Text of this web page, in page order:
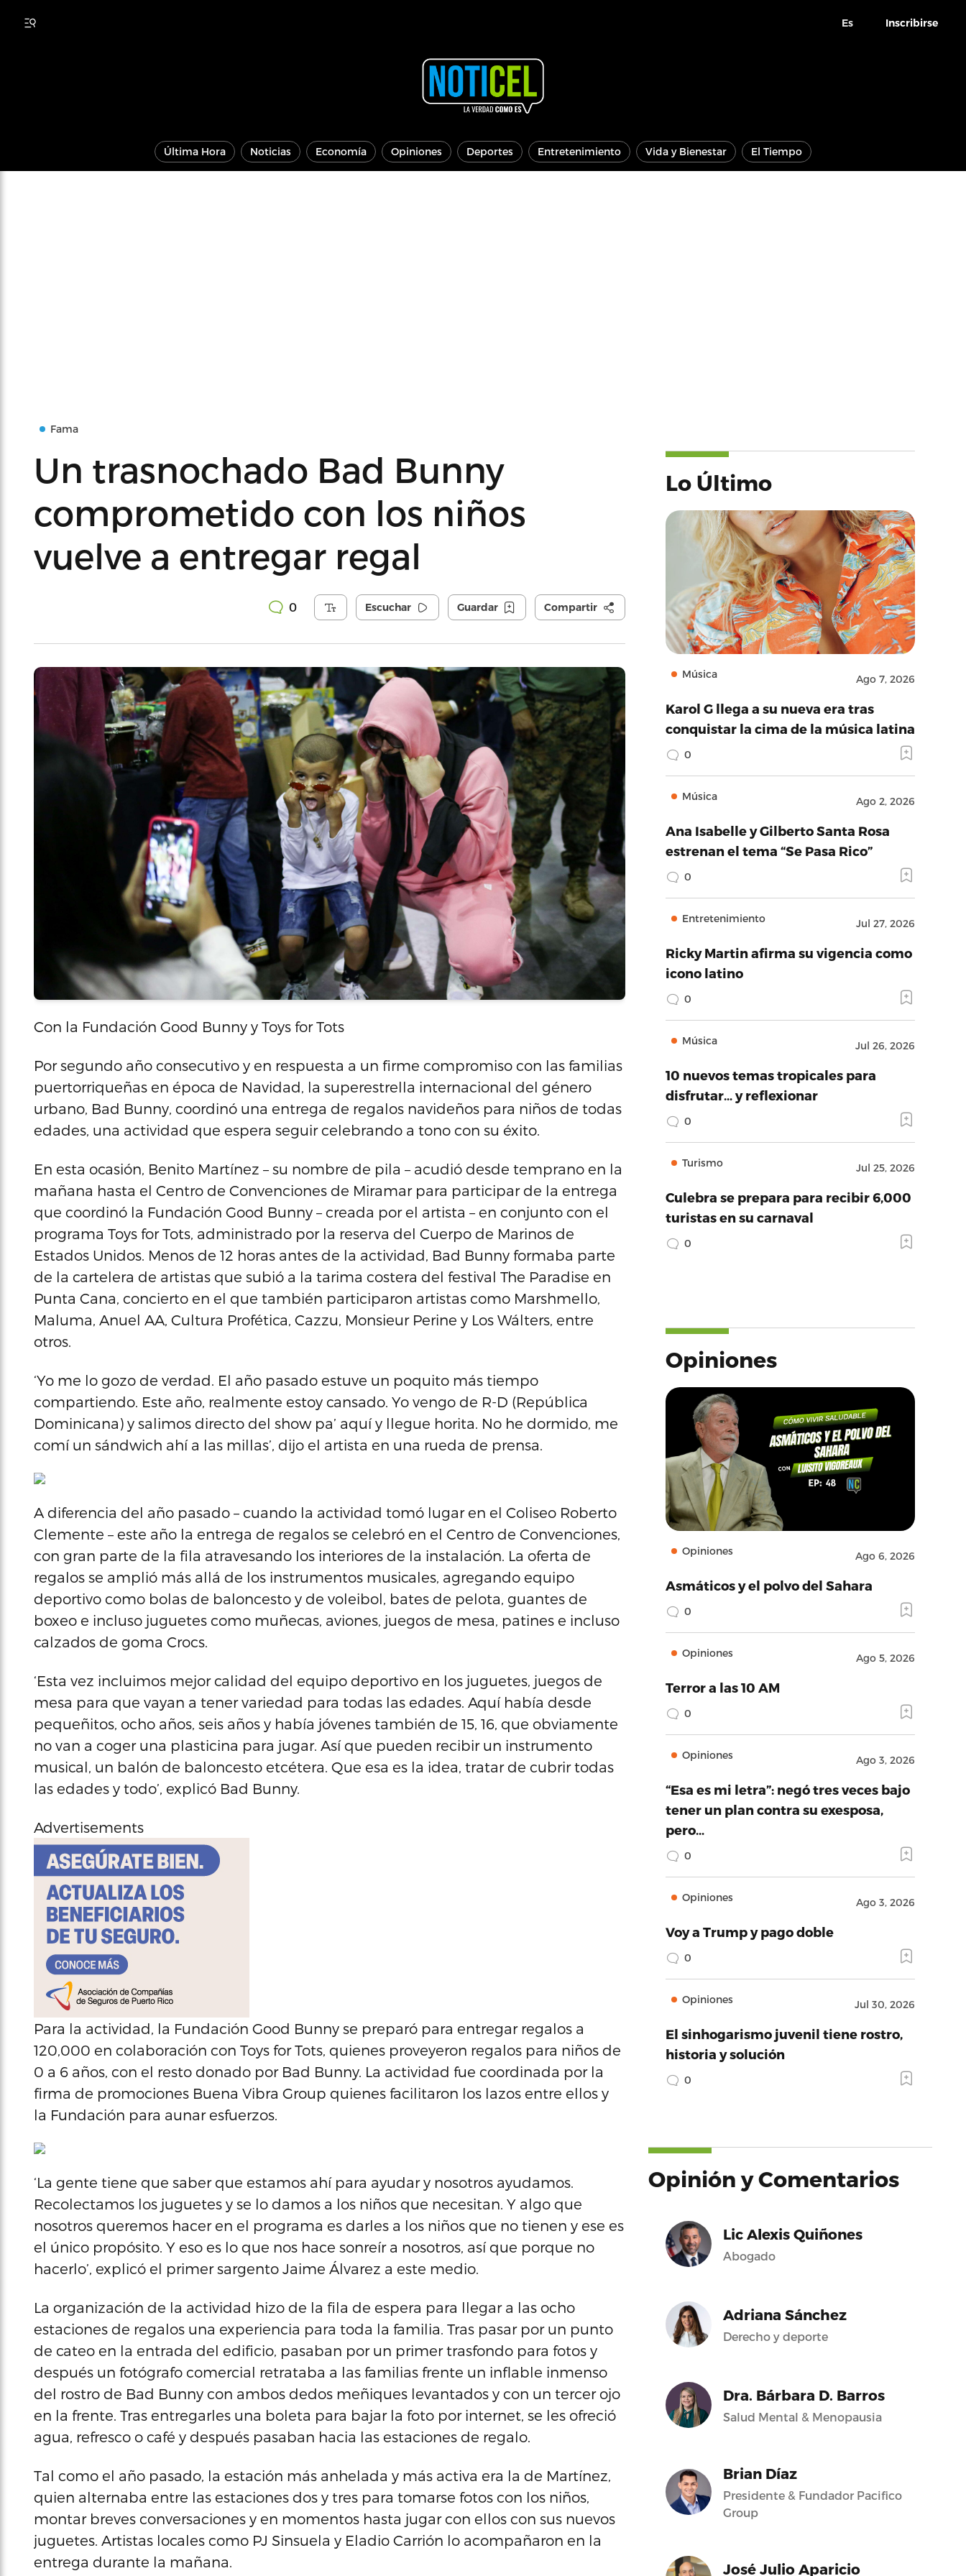
Es Inscribirse
Última Hora Noticias Economía Opiniones Deportes Entretenimiento Vida y Bienestar El Tiempo
Fama
Un trasnochado Bad Bunny
comprometido con los niños
vuelve a entregar regal
0 Escuchar Guardar Compartir
Con la Fundación Good Bunny y Toys for Tots
Por segundo año consecutivo y en respuesta a un firme compromiso con las familias
puertorriqueñas en época de Navidad, la superestrella internacional del género
urbano, Bad Bunny, coordinó una entrega de regalos navideños para niños de todas
edades, una actividad que espera seguir celebrando a tono con su éxito.
En esta ocasión, Benito Martínez – su nombre de pila – acudió desde temprano en la
mañana hasta el Centro de Convenciones de Miramar para participar de la entrega
que coordinó la Fundación Good Bunny – creada por el artista – en conjunto con el
programa Toys for Tots, administrado por la reserva del Cuerpo de Marinos de
Estados Unidos. Menos de 12 horas antes de la actividad, Bad Bunny formaba parte
de la cartelera de artistas que subió a la tarima costera del festival The Paradise en
Punta Cana, concierto en el que también participaron artistas como Marshmello,
Maluma, Anuel AA, Cultura Profética, Cazzu, Monsieur Perine y Los Wálters, entre
otros.
‘Yo me lo gozo de verdad. El año pasado estuve un poquito más tiempo
compartiendo. Este año, realmente estoy cansado. Yo vengo de R-D (República
Dominicana) y salimos directo del show pa’ aquí y llegue horita. No he dormido, me
comí un sándwich ahí a las millas’, dijo el artista en una rueda de prensa.
A diferencia del año pasado – cuando la actividad tomó lugar en el Coliseo Roberto
Clemente – este año la entrega de regalos se celebró en el Centro de Convenciones,
con gran parte de la fila atravesando los interiores de la instalación. La oferta de
regalos se amplió más allá de los instrumentos musicales, agregando equipo
deportivo como bolas de baloncesto y de voleibol, bates de pelota, guantes de
boxeo e incluso juguetes como muñecas, aviones, juegos de mesa, patines e incluso
calzados de goma Crocs.
‘Esta vez incluimos mejor calidad del equipo deportivo en los juguetes, juegos de
mesa para que vayan a tener variedad para todas las edades. Aquí había desde
pequeñitos, ocho años, seis años y había jóvenes también de 15, 16, que obviamente
no van a coger una plasticina para jugar. Así que pueden recibir un instrumento
musical, un balón de baloncesto etcétera. Que esa es la idea, tratar de cubrir todas
las edades y todo’, explicó Bad Bunny.
Advertisements
Para la actividad, la Fundación Good Bunny se preparó para entregar regalos a
120,000 en colaboración con Toys for Tots, quienes proveyeron regalos para niños de
0 a 6 años, con el resto donado por Bad Bunny. La actividad fue coordinada por la
firma de promociones Buena Vibra Group quienes facilitaron los lazos entre ellos y
la Fundación para aunar esfuerzos.
‘La gente tiene que saber que estamos ahí para ayudar y nosotros ayudamos.
Recolectamos los juguetes y se lo damos a los niños que necesitan. Y algo que
nosotros queremos hacer en el programa es darles a los niños que no tienen y ese es
el único propósito. Y eso es lo que nos hace sonreír a nosotros, así que porque no
hacerlo’, explicó el primer sargento Jaime Álvarez a este medio.
La organización de la actividad hizo de la fila de espera para llegar a las ocho
estaciones de regalos una experiencia para toda la familia. Tras pasar por un punto
de cateo en la entrada del edificio, pasaban por un primer trasfondo para fotos y
después un fotógrafo comercial retrataba a las familias frente un inflable inmenso
del rostro de Bad Bunny con ambos dedos meñiques levantados y con un tercer ojo
en la frente. Tras entregarles una boleta para bajar la foto por internet, se les ofreció
agua, refresco o café y después pasaban hacia las estaciones de regalo.
Tal como el año pasado, la estación más anhelada y más activa era la de Martínez,
quien alternaba entre las estaciones dos y tres para tomarse fotos con los niños,
montar breves conversaciones y en momentos hasta jugar con ellos con sus nuevos
juguetes. Artistas locales como PJ Sinsuela y Eladio Carrión lo acompañaron en la
entrega durante la mañana.
Lo Último
Música Ago 7, 2026
Karol G llega a su nueva era tras
conquistar la cima de la música latina
0
Música Ago 2, 2026
Ana Isabelle y Gilberto Santa Rosa
estrenan el tema “Se Pasa Rico”
0
Entretenimiento Jul 27, 2026
Ricky Martin afirma su vigencia como
icono latino
0
Música Jul 26, 2026
10 nuevos temas tropicales para
disfrutar… y reflexionar
0
Turismo Jul 25, 2026
Culebra se prepara para recibir 6,000
turistas en su carnaval
0
Opiniones
Opiniones Ago 6, 2026
Asmáticos y el polvo del Sahara
0
Opiniones Ago 5, 2026
Terror a las 10 AM
0
Opiniones Ago 3, 2026
“Esa es mi letra”: negó tres veces bajo
tener un plan contra su exesposa,
pero…
0
Opiniones Ago 3, 2026
Voy a Trump y pago doble
0
Opiniones Jul 30, 2026
El sinhogarismo juvenil tiene rostro,
historia y solución
0
Opinión y Comentarios
Lic Alexis Quiñones
Abogado
Adriana Sánchez
Derecho y deporte
Dra. Bárbara D. Barros
Salud Mental & Menopausia
Brian Díaz
Presidente & Fundador Pacifico
Group
José Julio Aparicio